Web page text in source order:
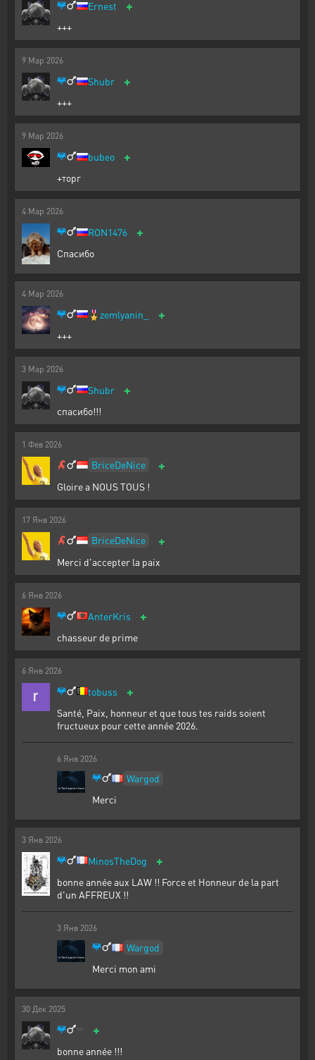
Ernest +
+++
9 Мар 2026
Shubr +
+++
9 Мар 2026
bubeo +
+торг
4 Мар 2026
RON1476 +
Спасибо
4 Мар 2026
🎖️ zemlyanin_ +
+++
3 Мар 2026
Shubr +
спасибо!!!
1 Фев 2026
BriceDeNice +
Gloire a NOUS TOUS !
17 Янв 2026
BriceDeNice +
Merci d'accepter la paix
6 Янв 2026
AnterKris +
chasseur de prime
6 Янв 2026
tobuss +
Santé, Paix, honneur et que tous tes raids soient
fructueux pour cette année 2026.
6 Янв 2026
Wargod
Merci
3 Янв 2026
MinosTheDog +
bonne année aux LAW !! Force et Honneur de la part
d'un AFFREUX !!
3 Янв 2026
Wargod
Merci mon ami
30 Дек 2025
+
bonne année !!!